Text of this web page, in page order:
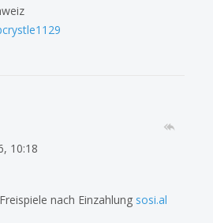
10:18
nach Einzahlung sosi.al